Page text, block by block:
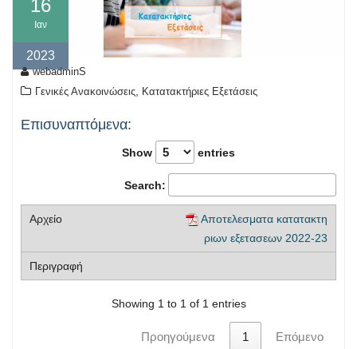
16
Ιαν
2023
webadminS
Γενικές Ανακοινώσεις
Κατατακτήριες Εξετάσεις
Επισυναπτόμενα:
Show entries
Search:
Αποτελεσματα κατατακτη
ριων εξετασεων 2022-23
Showing 1 to 1 of 1 entries
Προηγούμενα 1 Επόμενο